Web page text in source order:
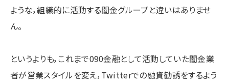
ような，組織的に活動する闇金グループと違いはありませ
ん。
というよりも，これまで090金融として活動していた闇金業
者が営業スタイルを変え，Twitterでの融資勧誘をするよう